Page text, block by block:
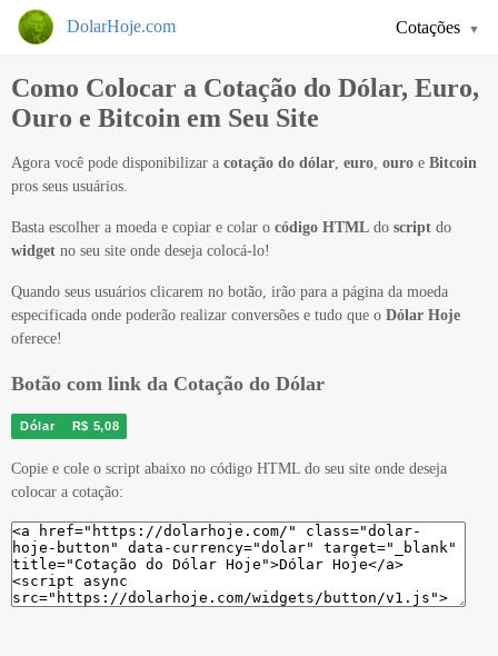
DolarHoje.com Cotações
Como Colocar a Cotação do Dólar, Euro,
Ouro e Bitcoin em Seu Site
Agora você pode disponibilizar a cotação do dólar, euro, ouro e Bitcoin
pros seus usuários.
Basta escolher a moeda e copiar e colar o código HTML do script do
widget no seu site onde deseja colocá-lo!
Quando seus usuários clicarem no botão, irão para a página da moeda
especificada onde poderão realizar conversões e tudo que o Dólar Hoje
oferece!
Botão com link da Cotação do Dólar
Dólar R$ 5,08
Copie e cole o script abaixo no código HTML do seu site onde deseja
colocar a cotação: